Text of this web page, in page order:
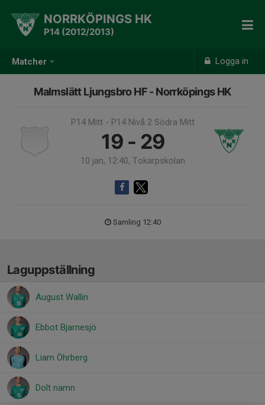
Matcher Logga in
NORRKÖPINGS HK
P14 (2012/2013)
Malmslätt Ljungsbro HF - Norrköpings HK
P14 Mitt - P14 Nivå 2 Södra Mitt
19 - 29
10 jan, 12:40, Tokarpskolan
Samling 12:40
Laguppställning
August Wallin
Ebbot Bjarnesjö
Liam Öhrberg
Dolt namn